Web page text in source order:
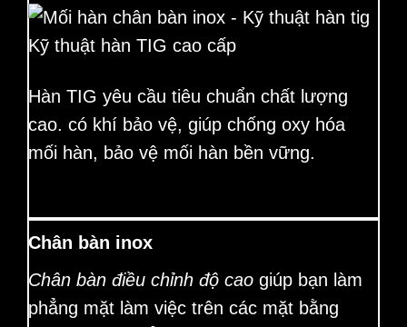
Kỹ thuật hàn TIG cao cấp
Hàn TIG yêu cầu tiêu chuẩn chất lượng
cao. có khí bảo vệ, giúp chống oxy hóa
mối hàn, bảo vệ mối hàn bền vững.
Chân bàn inox
Chân bàn điều chỉnh độ cao giúp bạn làm
phẳng mặt làm việc trên các mặt bằng